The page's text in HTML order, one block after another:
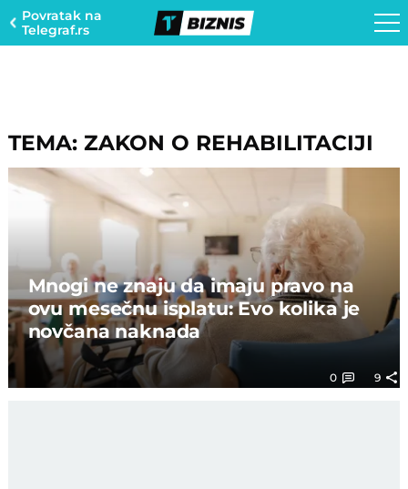
Povratak na
Telegraf.rs
TEMA: ZAKON O REHABILITACIJI
Mnogi ne znaju da imaju pravo na
ovu mesečnu isplatu: Evo kolika je
novčana naknada
0 9